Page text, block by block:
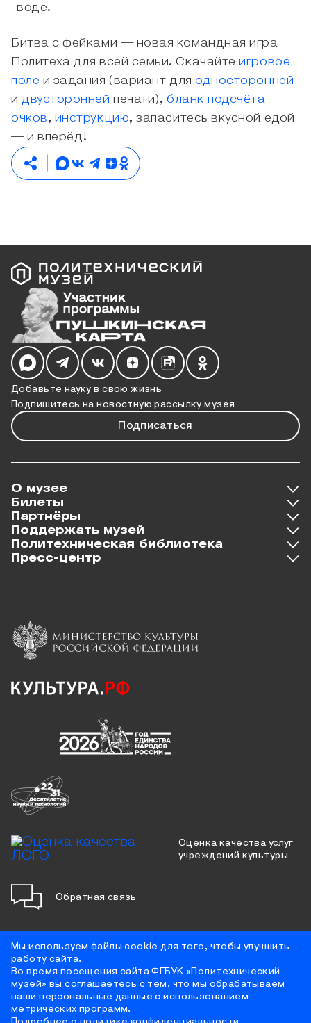
воде.
Битва с фейками — новая командная игра
Политеха для всей семьи. Скачайтеигровое
поле и задания (вариант дляодносторонней
идвусторонней печати), бланк подсчёта
очков, инструкцию, запаситесь вкусной едой
— и вперёд!
Добавьте науку в свою жизнь
Подпишитесь на новостную рассылку музея
Подписаться
Мы в социальных сетях
О музее
Билеты
Партнёры
Поддержать музей
Политехническая библиотека
Пресс-центр
Оценка качества услуг
учреждений культуры
Обратная связь
Противодействие коррупции
Цифровая доступность
Условия использования материалов сайта
Политика конфиденциальности
Противодействие терроризму
Мы используем файлы cookie для того, чтобы улучшить
работу сайта.
Во время посещения сайта ФГБУК «Политехнический
музей» вы соглашаетесь с тем, что мы обрабатываем
ваши персональные данные с использованием
метрических программ.